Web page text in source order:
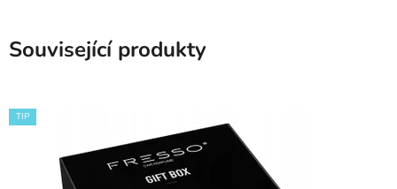
Související produkty
TIP